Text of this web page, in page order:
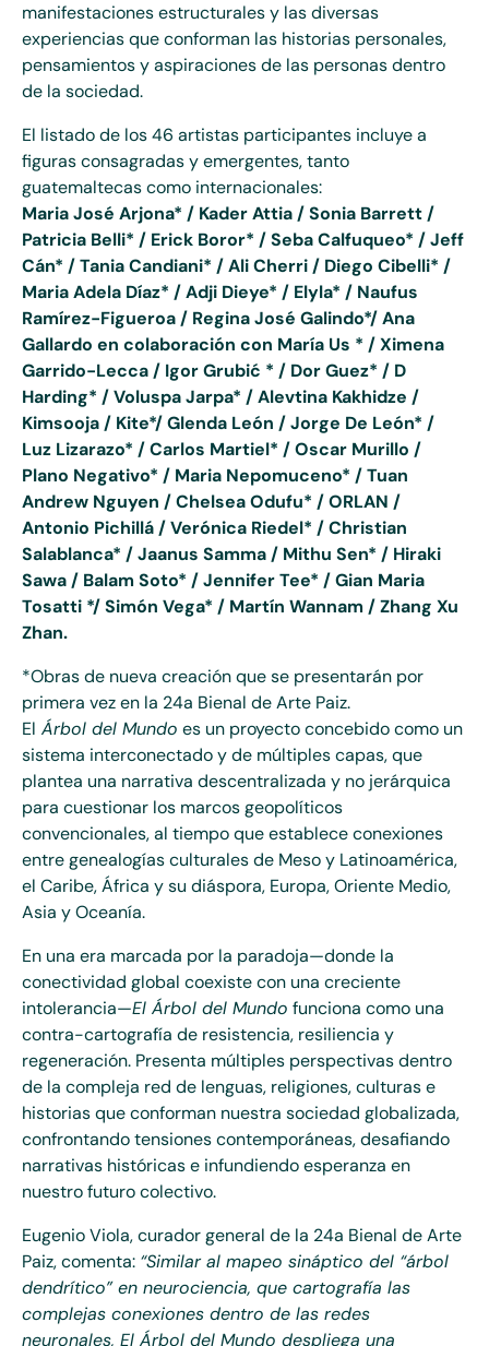
manifestaciones estructurales y las diversas
experiencias que conforman las historias personales,
pensamientos y aspiraciones de las personas dentro
de la sociedad.
El listado de los 46 artistas participantes incluye a
figuras consagradas y emergentes, tanto
guatemaltecas como internacionales:
Maria José Arjona* / Kader Attia / Sonia Barrett /
Patricia Belli* / Erick Boror* / Seba Calfuqueo* / Jeff
Cán* / Tania Candiani* / Ali Cherri / Diego Cibelli* /
Maria Adela Díaz* / Adji Dieye* / Elyla* / Naufus
Ramírez-Figueroa / Regina José Galindo*/ Ana
Gallardo en colaboración con María Us * / Ximena
Garrido-Lecca / Igor Grubić * / Dor Guez* / D
Harding* / Voluspa Jarpa* / Alevtina Kakhidze /
Kimsooja / Kite*/ Glenda León / Jorge De León* /
Luz Lizarazo* / Carlos Martiel* / Oscar Murillo /
Plano Negativo* / Maria Nepomuceno* / Tuan
Andrew Nguyen / Chelsea Odufu* / ORLAN /
Antonio Pichillá / Verónica Riedel* / Christian
Salablanca* / Jaanus Samma / Mithu Sen* / Hiraki
Sawa / Balam Soto* / Jennifer Tee* / Gian Maria
Tosatti */ Simón Vega* / Martín Wannam / Zhang Xu
Zhan.
*Obras de nueva creación que se presentarán por
primera vez en la 24a Bienal de Arte Paiz.
El Árbol del Mundo es un proyecto concebido como un
sistema interconectado y de múltiples capas, que
plantea una narrativa descentralizada y no jerárquica
para cuestionar los marcos geopolíticos
convencionales, al tiempo que establece conexiones
entre genealogías culturales de Meso y Latinoamérica,
el Caribe, África y su diáspora, Europa, Oriente Medio,
Asia y Oceanía.
En una era marcada por la paradoja—donde la
conectividad global coexiste con una creciente
intolerancia—El Árbol del Mundo funciona como una
contra-cartografía de resistencia, resiliencia y
regeneración. Presenta múltiples perspectivas dentro
de la compleja red de lenguas, religiones, culturas e
historias que conforman nuestra sociedad globalizada,
confrontando tensiones contemporáneas, desafiando
narrativas históricas e infundiendo esperanza en
nuestro futuro colectivo.
Eugenio Viola, curador general de la 24a Bienal de Arte
Paiz, comenta: “Similar al mapeo sináptico del “árbol
dendrítico” en neurociencia, que cartografía las
complejas conexiones dentro de las redes
neuronales, El Árbol del Mundo despliega una